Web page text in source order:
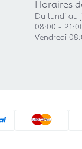
Horaires
Du lundi au
08:00 -
Vendredi